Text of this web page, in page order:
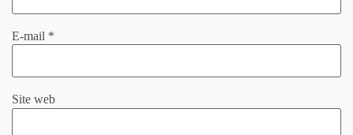
E-mail *
Site web